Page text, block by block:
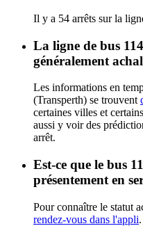
Il y a 54 arrêts sur la
La ligne de bus
généralement
Les informations en
(Transperth) se trouvent
certaines villes et
aussi y voir des
arrêt.
Est-ce que le bus
présentement en
Pour connaître le statut
rendez-vous dans l'appli.